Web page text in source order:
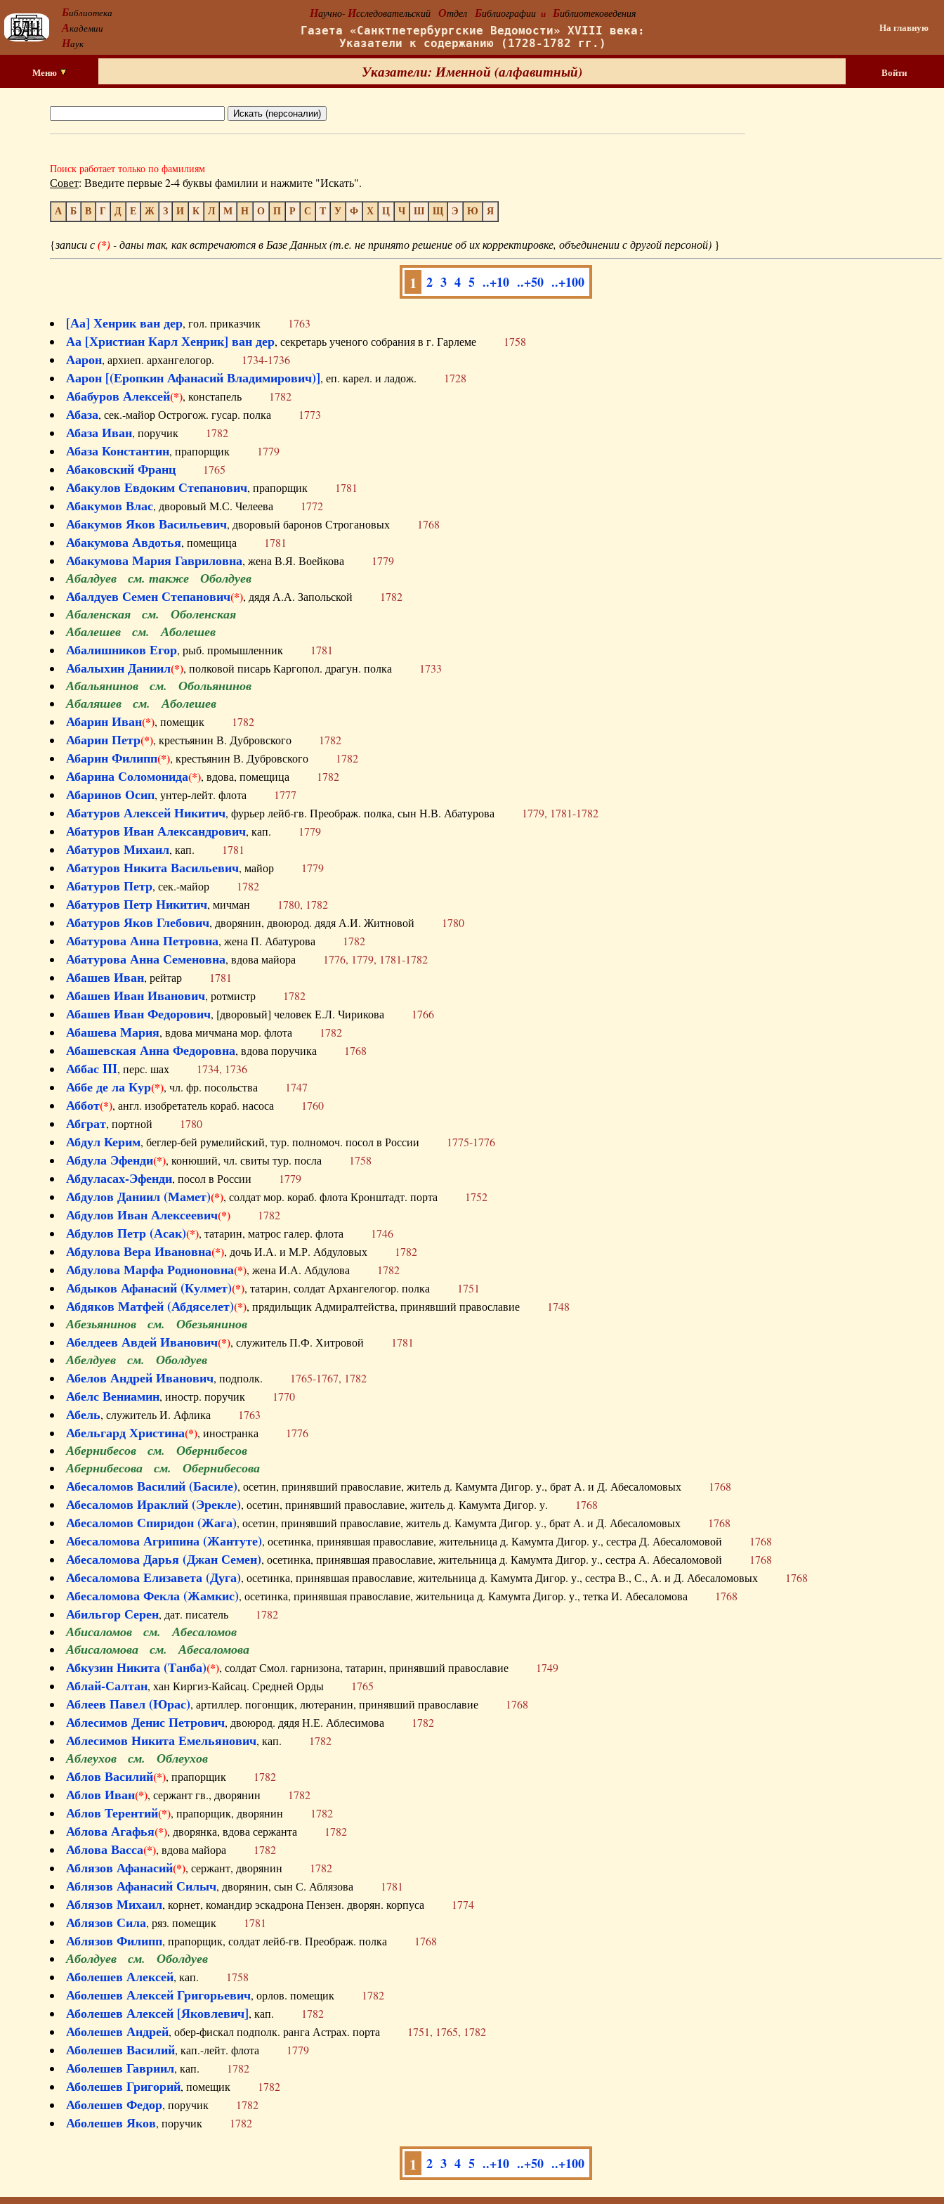
Библиотека
Академии
Наук
Научно- Исследовательский Отдел Библиографии и Библиотековедения
Газета «Санктпетербургские Ведомости» XVIII века:
Указатели к содержанию (1728-1782 гг.)
На главную
Меню Указатели: Именной (алфавитный) Войти
Поиск работает только по фамилиям
Совет: Введите первые 2-4 буквы фамилии и нажмите "Искать".
А Б В Г Д Е Ж З И К Л М Н О П Р С Т У Ф Х Ц Ч Ш Щ Э Ю Я
{записи с(*)- даны так, как встречаются в Базе Данных (т.е. не принято решение об их корректировке, объединении с другой персоной) }
1 2 3 4 5 ..+10 ..+50 ..+100
[Аа] Хенрик ван дер, гол. приказчик 1763
Аа [Христиан Карл Хенрик] ван дер, секретарь ученого собрания в г. Гарлеме 1758
Аарон, архиеп. архангелогор. 1734-1736
Аарон [(Еропкин Афанасий Владимирович)], еп. карел. и ладож. 1728
Абабуров Алексей(*), констапель 1782
Абаза, сек.-майор Острогож. гусар. полка 1773
Абаза Иван, поручик 1782
Абаза Константин, прапорщик 1779
Абаковский Франц 1765
Абакулов Евдоким Степанович, прапорщик 1781
Абакумов Влас, дворовый М.С. Челеева 1772
Абакумов Яков Васильевич, дворовый баронов Строгановых 1768
Абакумова Авдотья, помещица 1781
Абакумова Мария Гавриловна, жена В.Я. Воейкова 1779
Абалдуев см. также Оболдуев
Абалдуев Семен Степанович(*), дядя А.А. Запольской 1782
Абаленская см. Оболенская
Абалешев см. Аболешев
Абалишников Егор, рыб. промышленник 1781
Абалыхин Даниил(*), полковой писарь Каргопол. драгун. полка 1733
Абальянинов см. Обольянинов
Абаляшев см. Аболешев
Абарин Иван(*), помещик 1782
Абарин Петр(*), крестьянин В. Дубровского 1782
Абарин Филипп(*), крестьянин В. Дубровского 1782
Абарина Соломонида(*), вдова, помещица 1782
Абаринов Осип, унтер-лейт. флота 1777
Абатуров Алексей Никитич, фурьер лейб-гв. Преображ. полка, сын Н.В. Абатурова 1779, 1781-1782
Абатуров Иван Александрович, кап. 1779
Абатуров Михаил, кап. 1781
Абатуров Никита Васильевич, майор 1779
Абатуров Петр, сек.-майор 1782
Абатуров Петр Никитич, мичман 1780, 1782
Абатуров Яков Глебович, дворянин, двоюрод. дядя А.И. Житновой 1780
Абатурова Анна Петровна, жена П. Абатурова 1782
Абатурова Анна Семеновна, вдова майора 1776, 1779, 1781-1782
Абашев Иван, рейтар 1781
Абашев Иван Иванович, ротмистр 1782
Абашев Иван Федорович, [дворовый] человек Е.Л. Чирикова 1766
Абашева Мария, вдова мичмана мор. флота 1782
Абашевская Анна Федоровна, вдова поручика 1768
Аббас III, перс. шах 1734, 1736
Аббе де ла Кур(*), чл. фр. посольства 1747
Аббот(*), англ. изобретатель кораб. насоса 1760
Абграт, портной 1780
Абдул Керим, беглер-бей румелийский, тур. полномоч. посол в России 1775-1776
Абдула Эфенди(*), конюший, чл. свиты тур. посла 1758
Абдуласах-Эфенди, посол в России 1779
Абдулов Даниил (Мамет)(*), солдат мор. кораб. флота Кронштадт. порта 1752
Абдулов Иван Алексеевич(*) 1782
Абдулов Петр (Асак)(*), татарин, матрос галер. флота 1746
Абдулова Вера Ивановна(*), дочь И.А. и М.Р. Абдуловых 1782
Абдулова Марфа Родионовна(*), жена И.А. Абдулова 1782
Абдыков Афанасий (Кулмет)(*), татарин, солдат Архангелогор. полка 1751
Абдяков Матфей (Абдяселет)(*), прядильщик Адмиралтейства, принявший православие 1748
Абезьянинов см. Обезьянинов
Абелдеев Авдей Иванович(*), служитель П.Ф. Хитровой 1781
Абелдуев см. Оболдуев
Абелов Андрей Иванович, подполк. 1765-1767, 1782
Абелс Вениамин, иностр. поручик 1770
Абель, служитель И. Афлика 1763
Абельгард Христина(*), иностранка 1776
Абернибесов см. Обернибесов
Абернибесова см. Обернибесова
Абесаломов Василий (Басиле), осетин, принявший православие, житель д. Камумта Дигор. у., брат А. и Д. Абесаломовых 1768
Абесаломов Ираклий (Эрекле), осетин, принявший православие, житель д. Камумта Дигор. у. 1768
Абесаломов Спиридон (Жага), осетин, принявший православие, житель д. Камумта Дигор. у., брат А. и Д. Абесаломовых 1768
Абесаломова Агрипина (Жантуте), осетинка, принявшая православие, жительница д. Камумта Дигор. у., сестра Д. Абесаломовой 1768
Абесаломова Дарья (Джан Семен), осетинка, принявшая православие, жительница д. Камумта Дигор. у., сестра А. Абесаломовой 1768
Абесаломова Елизавета (Дуга), осетинка, принявшая православие, жительница д. Камумта Дигор. у., сестра В., С., А. и Д. Абесаломовых 1768
Абесаломова Фекла (Жамкис), осетинка, принявшая православие, жительница д. Камумта Дигор. у., тетка И. Абесаломова 1768
Абильгор Серен, дат. писатель 1782
Абисаломов см. Абесаломов
Абисаломова см. Абесаломова
Абкузин Никита (Танба)(*), солдат Смол. гарнизона, татарин, принявший православие 1749
Аблай-Салтан, хан Киргиз-Кайсац. Средней Орды 1765
Аблеев Павел (Юрас), артиллер. погонщик, лютеранин, принявший православие 1768
Аблесимов Денис Петрович, двоюрод. дядя Н.Е. Аблесимова 1782
Аблесимов Никита Емельянович, кап. 1782
Аблеухов см. Облеухов
Аблов Василий(*), прапорщик 1782
Аблов Иван(*), сержант гв., дворянин 1782
Аблов Терентий(*), прапорщик, дворянин 1782
Аблова Агафья(*), дворянка, вдова сержанта 1782
Аблова Васса(*), вдова майора 1782
Аблязов Афанасий(*), сержант, дворянин 1782
Аблязов Афанасий Силыч, дворянин, сын С. Аблязова 1781
Аблязов Михаил, корнет, командир эскадрона Пензен. дворян. корпуса 1774
Аблязов Сила, ряз. помещик 1781
Аблязов Филипп, прапорщик, солдат лейб-гв. Преображ. полка 1768
Аболдуев см. Оболдуев
Аболешев Алексей, кап. 1758
Аболешев Алексей Григорьевич, орлов. помещик 1782
Аболешев Алексей [Яковлевич], кап. 1782
Аболешев Андрей, обер-фискал подполк. ранга Астрах. порта 1751, 1765, 1782
Аболешев Василий, кап.-лейт. флота 1779
Аболешев Гавриил, кап. 1782
Аболешев Григорий, помещик 1782
Аболешев Федор, поручик 1782
Аболешев Яков, поручик 1782
1 2 3 4 5 ..+10 ..+50 ..+100